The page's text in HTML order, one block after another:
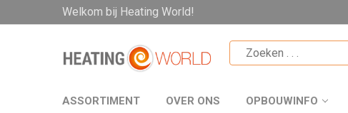
Welkom bij Heating World!
ASSORTIMENT OVER ONS OPBOUWINFO